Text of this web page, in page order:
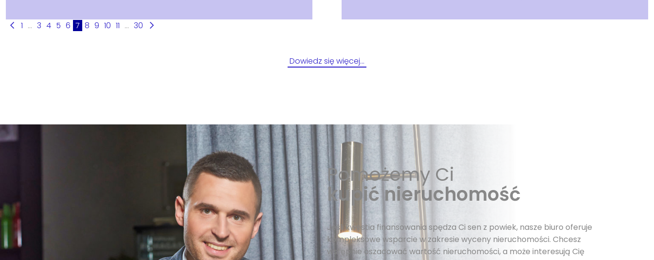
1 ... 3 4 5 6 7 8 9 10 11 ... 30
Dowiedz się więcej…
Pomożemy Ci
kupić nieruchomość
Jeśli kwestia finansowania spędza Ci sen z powiek, nasze biuro oferuje
kompleksowe wsparcie w zakresie wyceny nieruchomości. Chcesz
wstępnie oszacować wartość nieruchomości, a może interesują Cię